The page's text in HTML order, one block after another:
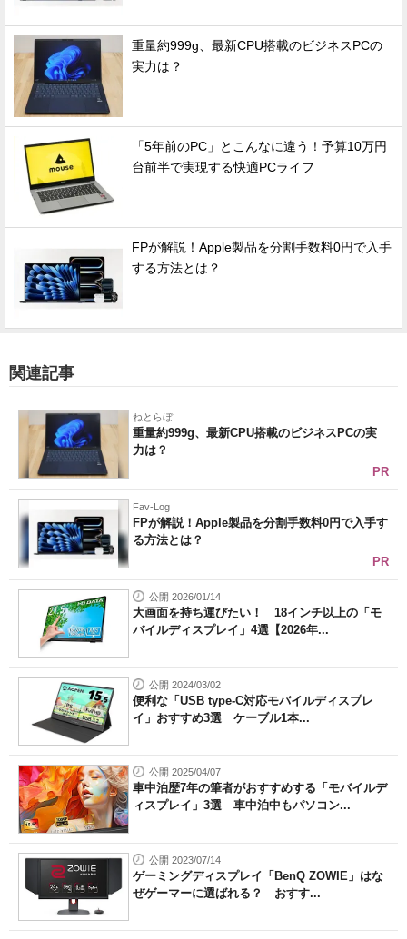
重量約999g、最新CPU搭載のビジネスPCの
実力は？
「5年前のPC」とこんなに違う！予算10万円
台前半で実現する快適PCライフ
FPが解説！Apple製品を分割手数料0円で入手
する方法とは？
関連記事
ねとらぼ
重量約999g、最新CPU搭載のビジネスPCの実
力は？
PR
Fav-Log
FPが解説！Apple製品を分割手数料0円で入手す
る方法とは？
PR
公開 2026/01/14
大画面を持ち運びたい！ 18インチ以上の「モ
バイルディスプレイ」4選【2026年...
公開 2024/03/02
便利な「USB type-C対応モバイルディスプレ
イ」おすすめ3選 ケーブル1本...
公開 2025/04/07
車中泊歴7年の筆者がおすすめする「モバイルデ
ィスプレイ」3選 車中泊中もパソコン...
公開 2023/07/14
ゲーミングディスプレイ「BenQ ZOWIE」はな
ぜゲーマーに選ばれる？ おすす...